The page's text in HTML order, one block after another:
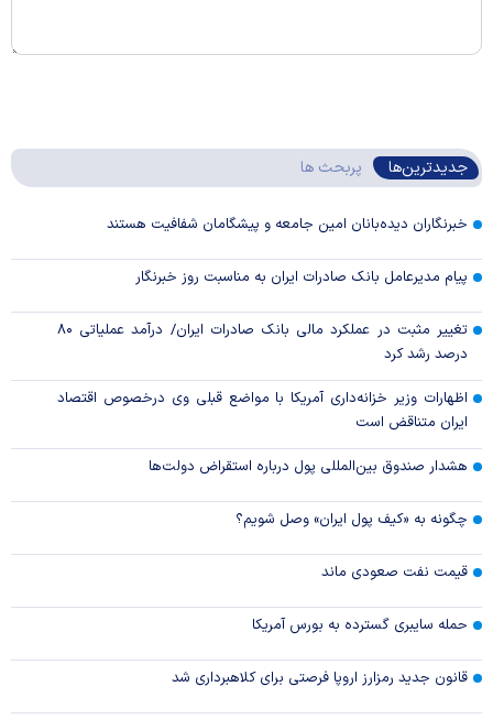
جدیدترین‌ها پربحث ها
خبرنگاران دیده‌بانان امین جامعه و پیشگامان شفافیت هستند
پیام مدیرعامل بانک صادرات ایران به مناسبت روز خبرنگار
تغییر مثبت در عملکرد مالی بانک صادرات ایران/ درآمد عملیاتی ۸۰
درصد رشد کرد
اظهارات وزیر خزانه‌داری آمریکا با مواضع قبلی وی درخصوص اقتصاد
ایران متناقض است
هشدار صندوق بین‌المللی پول درباره استقراض دولت‌ها
چگونه به «کیف پول ایران» وصل شویم؟
قیمت نفت صعودی ماند
حمله سایبری گسترده به بورس آمریکا
قانون جدید رمزارز اروپا فرصتی برای کلاهبرداری شد